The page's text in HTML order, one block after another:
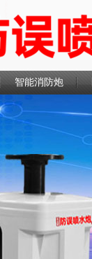
智能消防炮